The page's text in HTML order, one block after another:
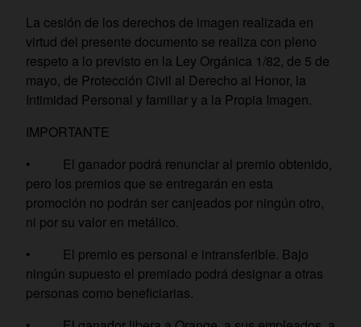
La cesión de los derechos de imagen realizada en
virtud del presente documento se realiza con pleno
respeto a lo previsto en la Ley Orgánica 1/82, de 5 de
mayo, de Protección Civil al Derecho al Honor, la
Intimidad Personal y familiar y a la Propia Imagen.
IMPORTANTE
• El ganador podrá renunciar al premio obtenido,
pero los premios que se entregarán en esta
promoción no podrán ser canjeados por ningún otro,
ni por su valor en metálico.
• El premio es personal e intransferible. Bajo
ningún supuesto el premiado podrá designar a otras
personas como beneficiarias.